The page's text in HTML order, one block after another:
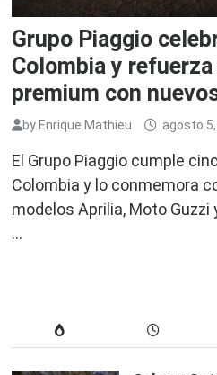
Grupo Piaggio
Colombia y
premium con
by Enrique Mathieu agosto
El Grupo Piaggio cumple
Colombia y lo conmemora
modelos Aprilia, Moto
…